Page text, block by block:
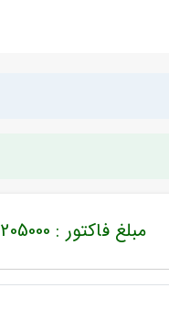
مبلغ فاکتور : 205000 تومان